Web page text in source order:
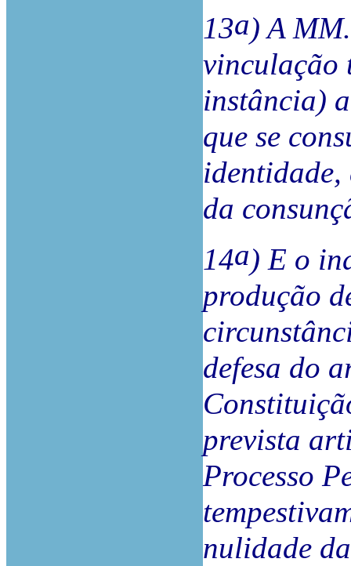
13a) A MM.
vinculação
instância)
que se
da
14a) E o
produção
defesa do
prevista
Processo
nulidade